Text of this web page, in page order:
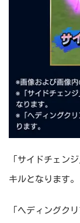
「サイドチェン
キルとなります。
「ヘディングク